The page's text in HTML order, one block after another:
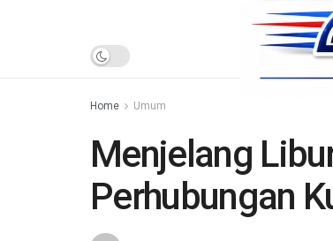
HOME
Home Umum
Menjelang
Perhubungan